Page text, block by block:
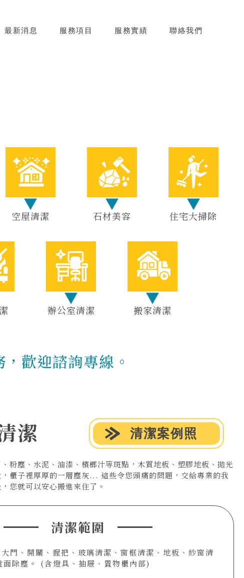
最新消息 服務項目 服務實績 聯絡我們
空屋清潔 石材美容 住宅大掃除
辦公室清潔 搬家清潔
歡迎諮詢專線。
潔 清潔案例照
粉塵、水泥、油漆、檳榔汁等斑點，木質地板、塑膠地板、拋光
櫃子裡厚厚的一層塵灰... 這些令您頭痛的問題，交給專業的我
您就可以安心搬進來住了。
清潔範圍
門、開關、握把、玻璃清潔、窗框清潔、地板、紗窗清
面除塵。 (含燈具、抽屜、置物櫃內部)